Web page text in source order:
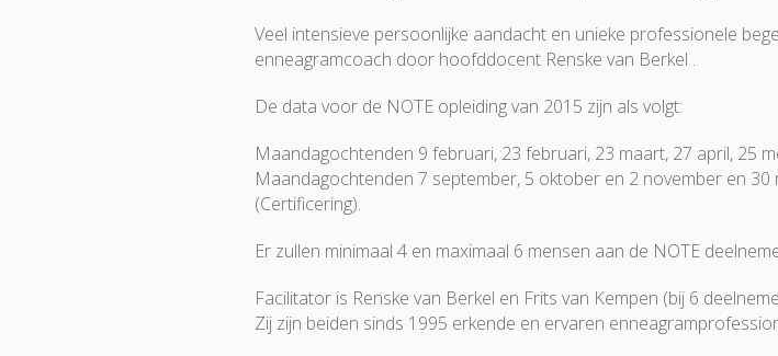
Veel intensieve persoonlijke aandacht en unieke professionele
enneagramcoach door hoofddocent Renske van Berkel .
De data voor de NOTE opleiding van 2015 zijn als volgt:
Maandagochtenden 9 februari, 23 februari, 23 maart, 27 april, 25
Maandagochtenden 7 september, 5 oktober en 2 november en 30
(Certificering).
Er zullen minimaal 4 en maximaal 6 mensen aan de NOTE
Facilitator is Renske van Berkel en Frits van Kempen (bij 6
Zij zijn beiden sinds 1995 erkende en ervaren